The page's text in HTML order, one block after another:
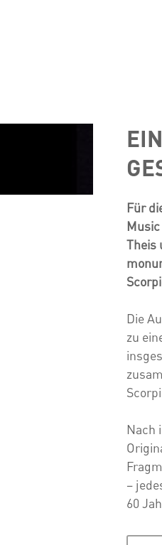
Für
Theis
Die
zu
Nach
–
60